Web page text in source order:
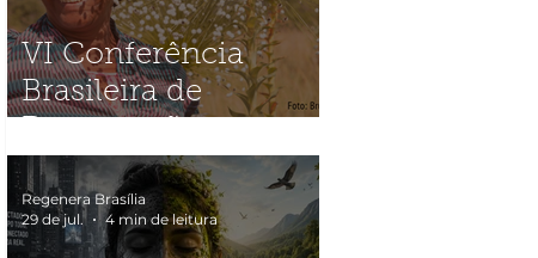
VI Conferência
Brasileira de
Ecológica
(SOBRE2026)
Regenera Brasília
29 de jul.
4 min de leitura